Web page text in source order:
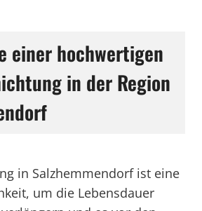
einer hochwertigen
in der Region
in Salzhemmendorf ist eine
um die Lebensdauer